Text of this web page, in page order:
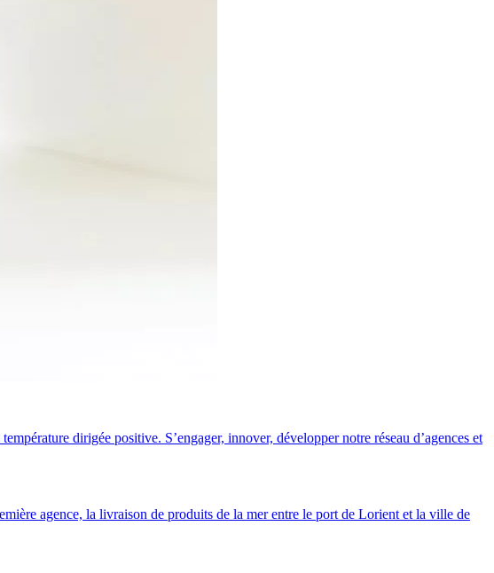
dirigée positive. S’engager, innover, développer notre réseau d’agences et
agence, la livraison de produits de la mer entre le port de Lorient et la ville de